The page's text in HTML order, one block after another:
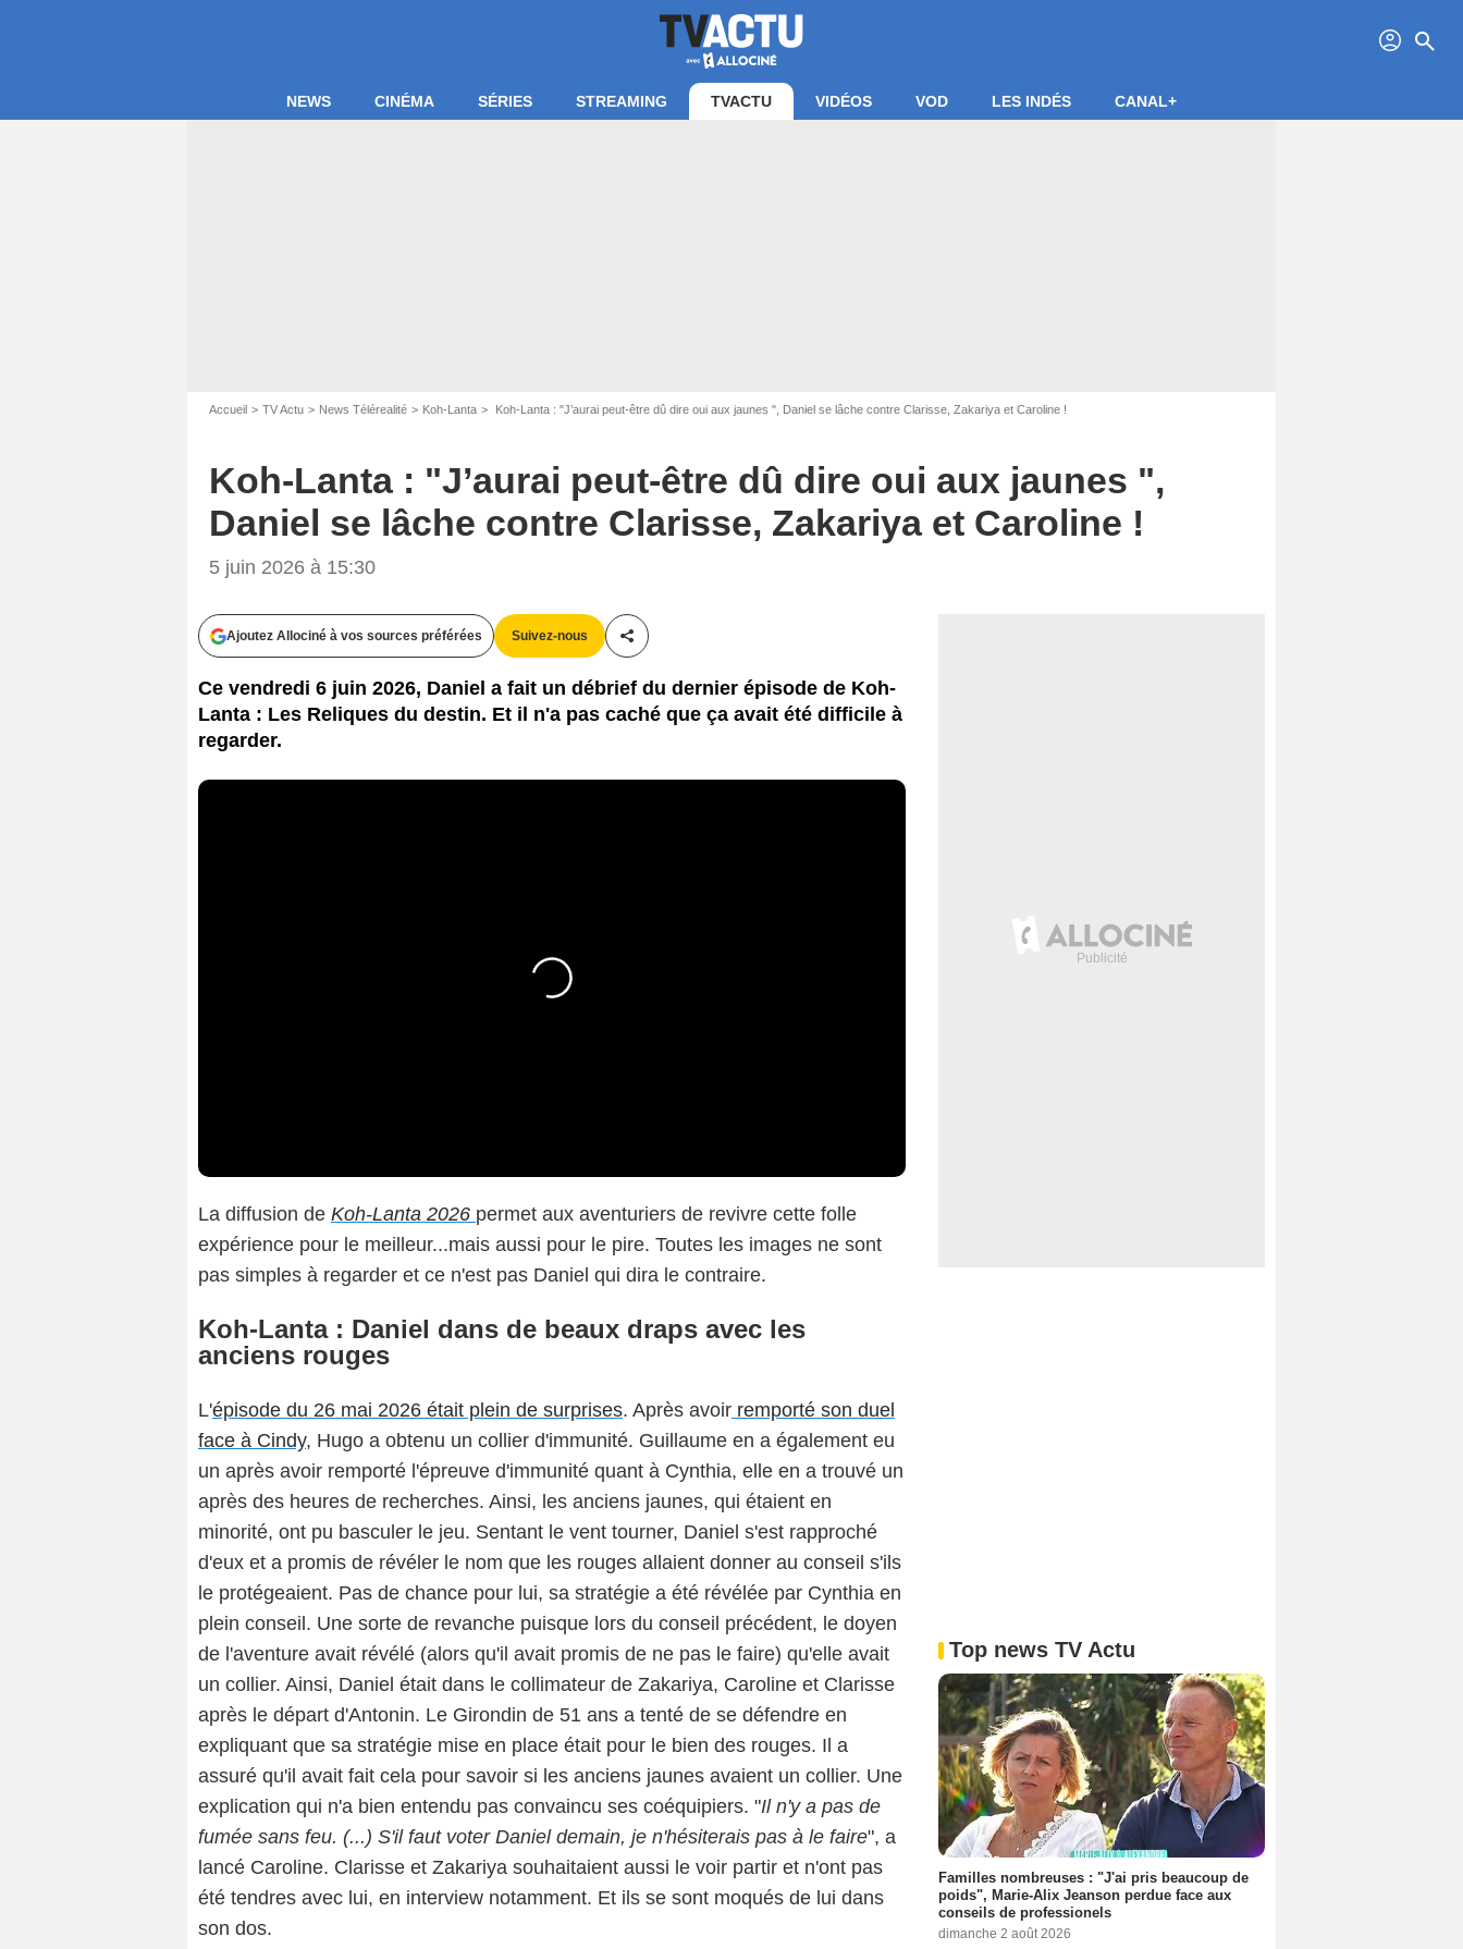
profil search
NEWS CINÉMA SÉRIES STREAMING TVACTU VIDÉOS VOD LES INDÉS CANAL+
Accueil TV Actu News Télérealité Koh-Lanta Koh-Lanta : "J’aurai peut-être dû dire oui aux jaunes ", Daniel se lâche contre Clarisse, Zakariya et Caroline !
Koh-Lanta : "J’aurai peut-être dû dire oui aux jaunes ",
Daniel se lâche contre Clarisse, Zakariya et Caroline !
5 juin 2026 à 15:30
Ajoutez Allociné à vos sources préférées Suivez-nous
Partager cet article
Ce vendredi 6 juin 2026, Daniel a fait un débrief du dernier épisode de Koh-
Lanta : Les Reliques du destin. Et il n'a pas caché que ça avait été difficile à
regarder.
La diffusion de Koh-Lanta 2026 permet aux aventuriers de revivre cette folle
expérience pour le meilleur...mais aussi pour le pire. Toutes les images ne sont
pas simples à regarder et ce n'est pas Daniel qui dira le contraire.
Koh-Lanta : Daniel dans de beaux draps avec les
anciens rouges
L'épisode du 26 mai 2026 était plein de surprises. Après avoir remporté son duel
face à Cindy, Hugo a obtenu un collier d'immunité. Guillaume en a également eu
un après avoir remporté l'épreuve d'immunité quant à Cynthia, elle en a trouvé un
après des heures de recherches. Ainsi, les anciens jaunes, qui étaient en
minorité, ont pu basculer le jeu. Sentant le vent tourner, Daniel s'est rapproché
d'eux et a promis de révéler le nom que les rouges allaient donner au conseil s'ils
le protégeaient. Pas de chance pour lui, sa stratégie a été révélée par Cynthia en
plein conseil. Une sorte de revanche puisque lors du conseil précédent, le doyen
de l'aventure avait révélé (alors qu'il avait promis de ne pas le faire) qu'elle avait
un collier. Ainsi, Daniel était dans le collimateur de Zakariya, Caroline et Clarisse
après le départ d'Antonin. Le Girondin de 51 ans a tenté de se défendre en
expliquant que sa stratégie mise en place était pour le bien des rouges. Il a
assuré qu'il avait fait cela pour savoir si les anciens jaunes avaient un collier. Une
explication qui n'a bien entendu pas convaincu ses coéquipiers. "Il n'y a pas de
fumée sans feu. (...) S'il faut voter Daniel demain, je n'hésiterais pas à le faire", a
lancé Caroline. Clarisse et Zakariya souhaitaient aussi le voir partir et n'ont pas
été tendres avec lui, en interview notamment. Et ils se sont moqués de lui dans
son dos.
Top news TV Actu
Familles nombreuses : "J'ai pris beaucoup de
poids", Marie-Alix Jeanson perdue face aux
conseils de professionels
dimanche 2 août 2026